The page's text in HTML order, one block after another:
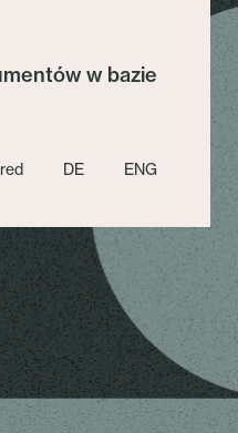
w bazie
DE ENG